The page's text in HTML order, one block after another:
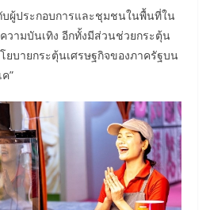
บผู้ประกอบการและชุมชนในพื้นที่ใน
วามบันเทิง อีกทั้งมีส่วนช่วยกระตุ้น
บายกระตุ้นเศรษฐกิจของภาครัฐบน
”